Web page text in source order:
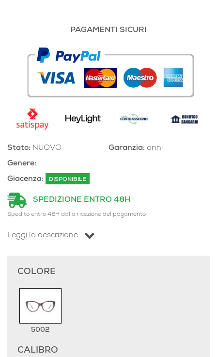
PAGAMENTI SICURI
Stato: NUOVO
Genere:
Garanzia: anni
Giacenza: DISPONIBILE
SPEDIZIONE ENTRO 48H
Spedito entro 48H dalla ricezione del pagamento
Leggi la descrizione
COLORE
5002
CALIBRO